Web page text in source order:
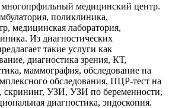
медицинский центр.
поликлиника,
медицинская лаборатория,
Из диагностических
такие услуги как
диагностика зрения, КТ,
маммография, обследование на
обследования, ПЦР-тест на
скрининг, УЗИ, УЗИ по беременности,
диагностика, эндоскопия.